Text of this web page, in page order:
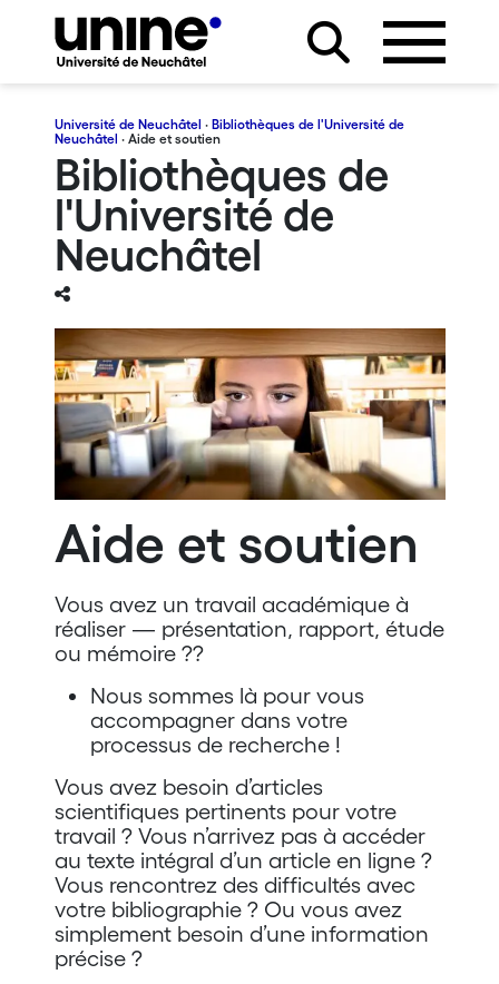
Université de Neuchâtel · Bibliothèques de l'Université de
Neuchâtel · Aide et soutien
Bibliothèques de
l'Université de
Neuchâtel
Aide et soutien
Vous avez un travail académique à
réaliser — présentation, rapport, étude
ou mémoire ??
Nous sommes là pour vous
accompagner dans votre
processus de recherche !
Vous avez besoin d’articles
scientifiques pertinents pour votre
travail ? Vous n’arrivez pas à accéder
au texte intégral d’un article en ligne ?
Vous rencontrez des difficultés avec
votre bibliographie ? Ou vous avez
simplement besoin d’une information
précise ?